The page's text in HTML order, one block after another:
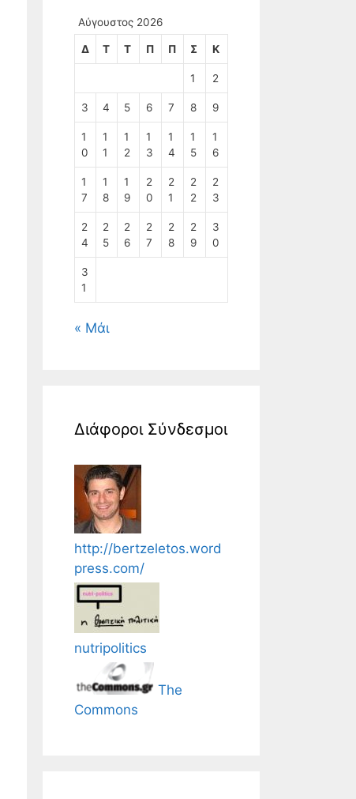
Αύγουστος 2026
Δ Τ Τ Π Π Σ Κ
1 2
3 4 5 6 7 8 9
1
0
1
1
1
2
1
3
1
4
1
5
1
6
1
7
1
8
1
9
2
0
2
1
2
2
2
3
2
4
2
5
2
6
2
7
2
8
2
9
3
0
3
1
« Μάι
Διάφοροι Σύνδεσμοι
http://bertzeletos.word
press.com/
nutripolitics
The
Commons